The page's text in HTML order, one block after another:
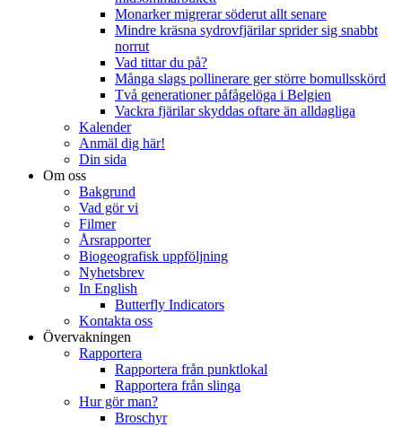
Monarker migrerar söderut allt senare
Mindre kräsna sydrovfjärilar sprider sig snabbt
norrut
Vad tittar du på?
Många slags pollinerare ger större bomullsskörd
Två generationer påfågelöga i Belgien
Vackra fjärilar skyddas oftare än alldagliga
Kalender
Anmäl dig här!
Din sida
Om oss
Bakgrund
Vad gör vi
Filmer
Årsrapporter
Biogeografisk uppföljning
Nyhetsbrev
In English
Butterfly Indicators
Kontakta oss
Övervakningen
Rapportera
Rapportera från punktlokal
Rapportera från slinga
Hur gör man?
Broschyr